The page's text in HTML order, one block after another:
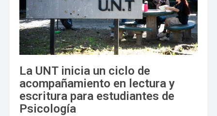
La UNT inicia un ciclo de
acompañamiento en lectura y
escritura para estudiantes de
Psicología